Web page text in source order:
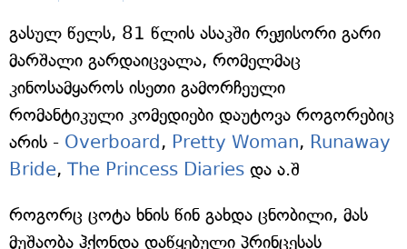
გასულ წელს, 81 წლის ასაკში რეჟისორი გარი
მარშალი გარდაიცვალა, რომელმაც
კინოსამყაროს ისეთი გამორჩეული
რომანტიკული კომედიები დაუტოვა როგორებიც
არის - Overboard, Pretty Woman, Runaway
Bride, The Princess Diaries და ა.შ
როგორც ცოტა ხნის წინ გახდა ცნობილი, მას
მუშაობა ჰქონდა დაწყებული პრინცესას